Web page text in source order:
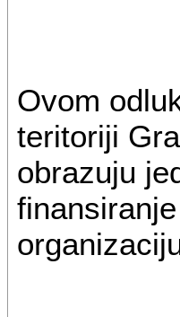
Ovom
teritoriji
obrazuju